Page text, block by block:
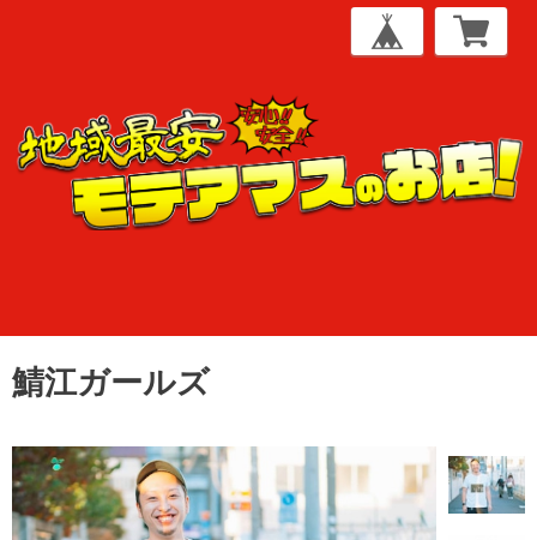
鯖江ガールズ